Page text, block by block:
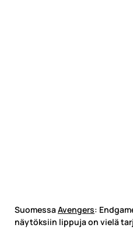
SuomessaAvengers:
näytöksiin lippuja on vielä